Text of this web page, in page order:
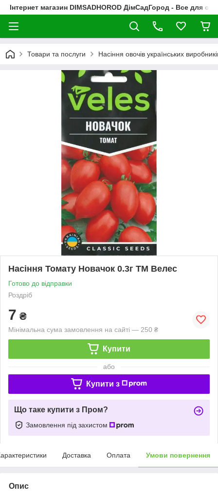
Інтернет магазин DIMSADHOROD ДімСадГород - Все для
Товари та послуги Насіння овочів українських
Насіння Томату Новачок 0.3г ТМ Велес
Готово до відправки
Роздріб
7 ₴
Мінімальна сума замовлення на сайті — 250 ₴
Купити
або
Купити з
Що таке купити з Пром?
Замовлення під захистом
Доставка Оплата Умови повернення
Опис